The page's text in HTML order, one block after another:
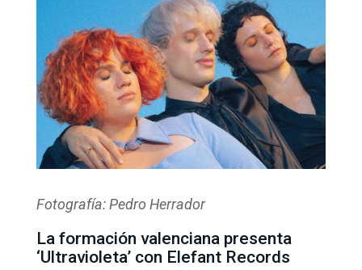
Fotografía: Pedro Herrador
La formación valenciana presenta
‘Ultravioleta’ con Elefant Records